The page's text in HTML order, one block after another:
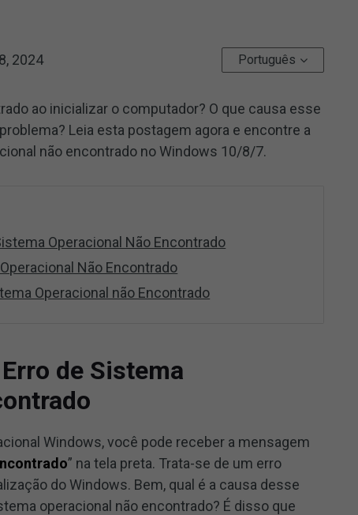
2024 Português
ao inicializar o computador? O que causa esse
Leia esta postagem agora e encontre a
não encontrado no Windows 10/8/7.
Operacional Não Encontrado
Não Encontrado
Operacional não Encontrado
de Sistema
Windows, você pode receber a mensagem
” na tela preta. Trata-se de um erro
do Windows. Bem, qual é a causa desse
operacional não encontrado? É disso que